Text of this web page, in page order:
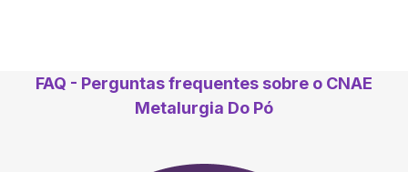
FAQ - Perguntas frequentes sobre o CNAE
Metalurgia Do Pó